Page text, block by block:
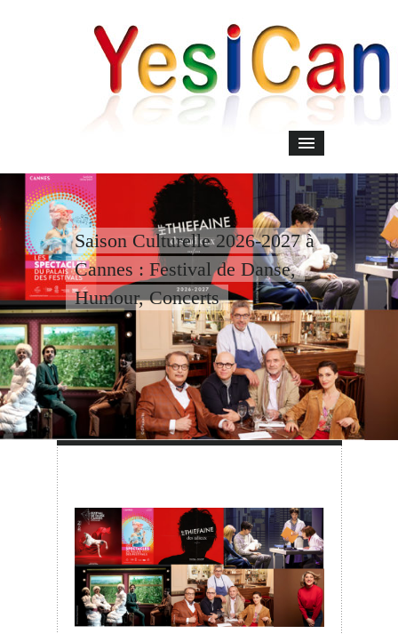
Saison Culturelle 2026-2027 à
Cannes : Festival de Danse,
Humour, Concerts